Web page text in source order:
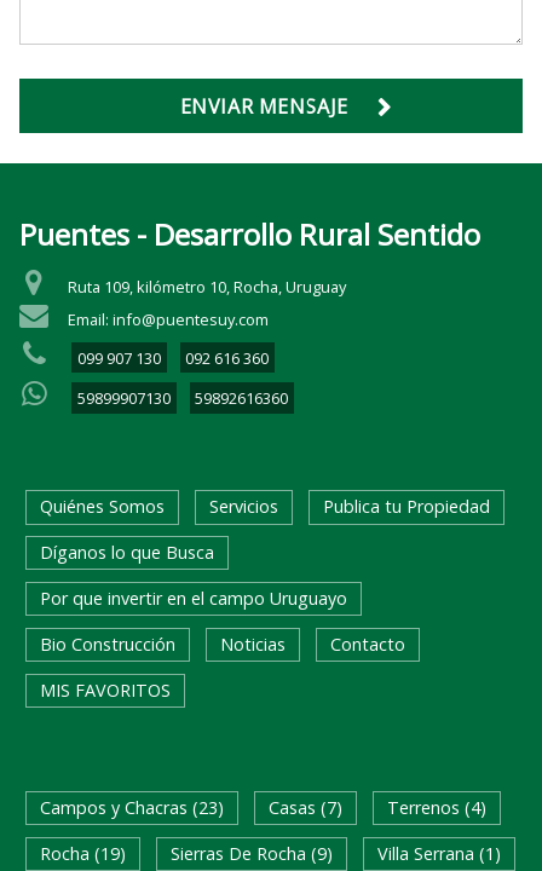
ENVIAR MENSAJE
Puentes - Desarrollo Rural Sentido
Ruta 109, kilómetro 10, Rocha, Uruguay
Email: info@puentesuy.com
099 907 130
092 616 360
59899907130
59892616360
Quiénes Somos Servicios
Publica tu Propiedad
Díganos lo que Busca
Por que invertir en el campo Uruguayo
Bio Construcción
Noticias
Contacto
MIS FAVORITOS
Campos y Chacras (23) Casas (7)
Terrenos (4)
Rocha (19)
Sierras De Rocha (9) Villa Serrana (1)